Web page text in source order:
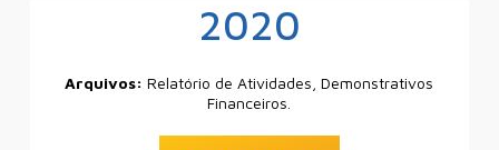
2020
Arquivos:Relatório de Atividades, Demonstrativos
Financeiros.